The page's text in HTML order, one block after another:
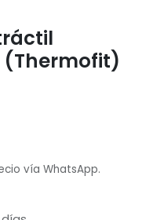
(Thermofit)
vía WhatsApp.